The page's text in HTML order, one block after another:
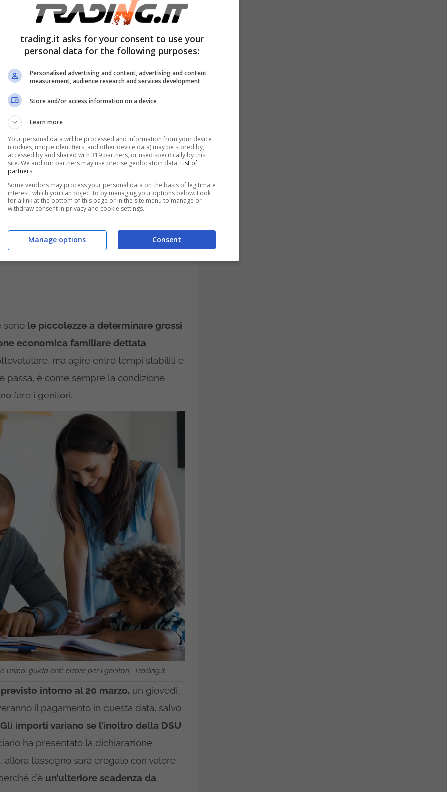
economico molto importate in
e di conseguente perdita del
se non bastasse è bene affermare
ad un aggiornamento importante.
aumenti per le famiglie in base
Quindi, non per tutti. Di base c’è
sull’assegno
per i genitori
sono le piccolezze a determinare grossi
economica familiare dettata
ma agire entro tempi stabiliti e
passa, è come sempre la condizione
fare i genitori.
unico: guida anti-errore per i genitori- Trading.it
intorno al 20 marzo, un giovedì,
il pagamento in questa data, salvo
Gli importi variano se l’inoltro della DSU
ha presentato la dichiarazione
l’assegno sarà erogato con valore
c’è un’ulteriore scadenza da
trading.it asks for your consent to use your
personal data for the following purposes:
Personalised advertising and content, advertising and content
measurement, audience research and services development
Store and/or access information on a device
Learn more
Your personal data will be processed and information from your device
(cookies, unique identifiers, and other device data) may be stored by,
accessed by and shared with 319 partners, or used specifically by this
site. We and our partners may use precise geolocation data. List of
partners.
Some vendors may process your personal data on the basis of legitimate
interest, which you can object to by managing your options below. Look
for a link at the bottom of this page or in the site menu to manage or
withdraw consent in privacy and cookie settings.
Consent
Manage options